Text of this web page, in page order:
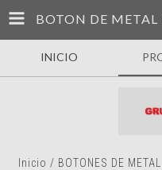
INICIO
Inicio / BOTONES DE METAL